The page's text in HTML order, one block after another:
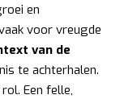
en
voor vreugde
van de
te achterhalen.
Een felle,